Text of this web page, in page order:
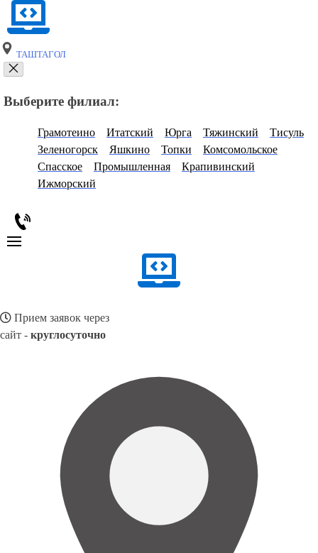
ТАШТАГОЛ
Выберите филиал:
Грамотеино Итатский Юрга Тяжинский
Тисуль
Зеленогорск
Яшкино Топки
Комсомольское
Спасское
Промышленная
Крапивинский
Ижморский
Прием заявок через
сайт - круглосуточно